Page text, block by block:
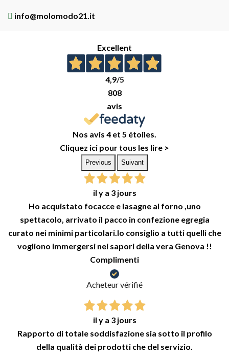
info@molomodo21.it
Excellent
4,9/5
808
avis
Nos avis 4 et 5 étoiles.
Cliquez ici pour tous les lire >
Previous Suivant
il y a 3 jours
Ho acquistato focacce e lasagne al forno ,uno
spettacolo, arrivato il pacco in confezione egregia
curato nei minimi particolari.lo consiglio a tutti quelli che
vogliono immergersi nei sapori della vera Genova !!
Complimenti
Acheteur vérifié
il y a 3 jours
Rapporto di totale soddisfazione sia sotto il profilo
della qualità dei prodotti che del servizio.